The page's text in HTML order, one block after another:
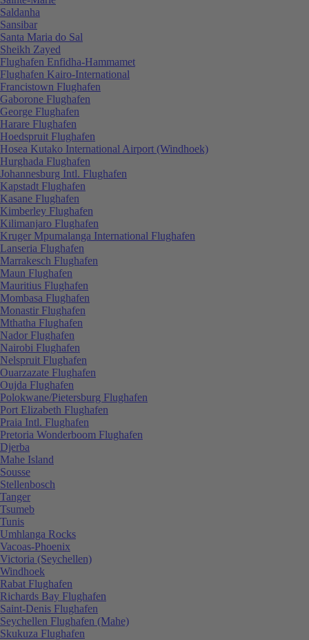
Saldanha
Sansibar
Santa Maria do Sal
Sheikh Zayed
Flughafen Enfidha-Hammamet
Flughafen Kairo-International
Francistown Flughafen
Gaborone Flughafen
George Flughafen
Harare Flughafen
Hoedspruit Flughafen
Hosea Kutako International Airport (Windhoek)
Hurghada Flughafen
Johannesburg Intl. Flughafen
Kapstadt Flughafen
Kasane Flughafen
Kimberley Flughafen
Kilimanjaro Flughafen
Kruger Mpumalanga International Flughafen
Lanseria Flughafen
Marrakesch Flughafen
Maun Flughafen
Mauritius Flughafen
Mombasa Flughafen
Monastir Flughafen
Mthatha Flughafen
Nador Flughafen
Nairobi Flughafen
Nelspruit Flughafen
Ouarzazate Flughafen
Oujda Flughafen
Polokwane/Pietersburg Flughafen
Port Elizabeth Flughafen
Praia Intl. Flughafen
Pretoria Wonderboom Flughafen
Djerba
Mahe Island
Sousse
Stellenbosch
Tanger
Tsumeb
Tunis
Umhlanga Rocks
Vacoas-Phoenix
Victoria (Seychellen)
Windhoek
Rabat Flughafen
Richards Bay Flughafen
Saint-Denis Flughafen
Seychellen Flughafen (Mahe)
Skukuza Flughafen